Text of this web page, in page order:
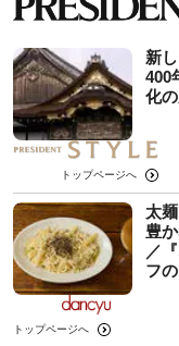
新
400
化
トップページへ
太
豊
／
フ
トップページへ